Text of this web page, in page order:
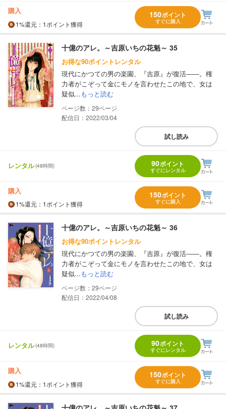
購入
1%還元 ：1ポイント獲得
150ポイント
すぐに購入
十億のアレ。～吉原いちの花魁～ 35
お得な90ポイントレンタル
現代にかつての男の楽園、『吉原』が復活――。権
力者がこぞって金にモノを言わせたこの地で、女は
疑似...もっと読む
29
配信日：2022/03/04
試し読み
レンタル(48時間) 90ポイント
すぐにレンタル
購入
1%還元 ：1ポイント獲得
150ポイント
すぐに購入
十億のアレ。～吉原いちの花魁～ 36
お得な90ポイントレンタル
現代にかつての男の楽園、『吉原』が復活――。権
力者がこぞって金にモノを言わせたこの地で、女は
疑似...もっと読む
29
配信日：2022/04/08
試し読み
レンタル(48時間) 90ポイント
すぐにレンタル
購入
1%還元 ：1ポイント獲得
150ポイント
すぐに購入